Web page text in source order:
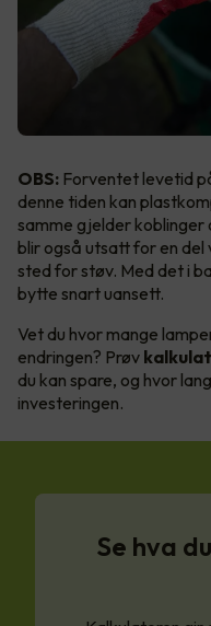
OBS: Forventet levetid
denne tiden kan
samme gjelder
blir også utsatt for en
sted for støv. Med det i
bytte snart uansett.
Vet du hvor mange
endringen? Prøv
du kan spare, og hvor
investeringen.
Se hva